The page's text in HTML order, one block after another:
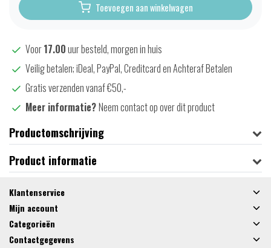
Toevoegen aan winkelwagen
Voor17.00uur besteld, morgen in huis
Veilig betalen; iDeal, PayPal, Creditcard en Achteraf Betalen
Gratis verzenden vanaf €50,-
Meer informatie?Neem contact op over dit product
Productomschrijving
Product informatie
Klantenservice
Mijn account
Categorieën
Contactgegevens